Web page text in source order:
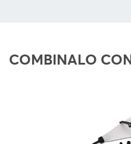
COMBINALO CON